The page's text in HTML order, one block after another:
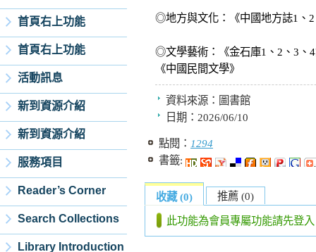
首頁右上功能
首頁右上功能
活動訊息
新到資源介紹
新到資源介紹
服務項目
Reader’s Corner
Search Collections
Library Introduction
◎地方與文化：《中國地方誌1、
◎文學藝術：《金石庫1、2、3、
《中國民間文學》
資料來源： 圖書館
日期： 2026/06/10
點閱： 1294
書籤:
收藏 (0) 推薦 (0)
此功能為會員專屬功能請先登入